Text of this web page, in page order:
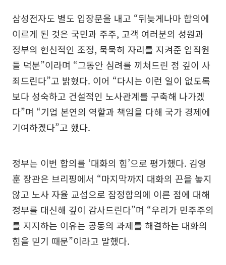
삼성전자도 별도 입장문을 내고 “뒤늦게나마 합의에
이르게 된 것은 국민과 주주, 고객 여러분의 성원과
정부의 헌신적인 조정, 묵묵히 자리를 지켜준 임직원
들 덕분”이라며 “그동안 심려를 끼쳐드린 점 깊이 사
죄드린다”고 밝혔다. 이어 “다시는 이런 일이 없도록
보다 성숙하고 건설적인 노사관계를 구축해 나가겠
다”며 “기업 본연의 역할과 책임을 다해 국가 경제에
기여하겠다”고 했다.
정부는 이번 합의를 ‘대화의 힘’으로 평가했다. 김영
훈 장관은 브리핑에서 “마지막까지 대화의 끈을 놓지
않고 노사 자율 교섭으로 잠정합의에 이른 점에 대해
정부를 대신해 깊이 감사드린다”며 “우리가 민주주의
를 지지하는 이유는 공동의 과제를 해결하는 대화의
힘을 믿기 때문”이라고 말했다.